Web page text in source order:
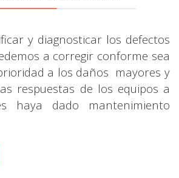
y diagnosticar los defectos
a corregir conforme sea
a los daños mayores y
respuestas de los equipos a
haya dado mantenimiento